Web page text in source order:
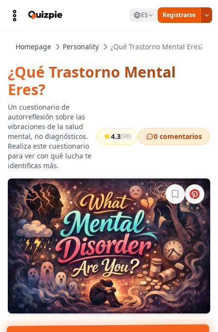
ES Registrarse
Homepage Personality ¿Qué Trastorno Mental Eres?
¿Qué Trastorno Mental
Eres?
Un cuestionario de
autorreflexión sobre las
vibraciones de la salud
mental, no diagnósticos.
Realiza este cuestionario
para ver con qué lucha te
identificas más.
4.3(98) 0 comentarios
Inicia